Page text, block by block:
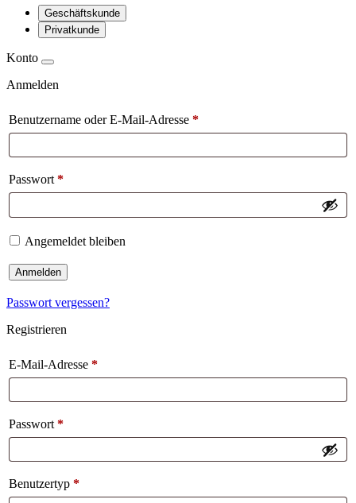
Geschäftskunde
Privatkunde
Konto
Anmelden
Benutzername oder E-Mail-Adresse *
Passwort *
Angemeldet bleiben
Anmelden
Passwort vergessen?
Registrieren
E-Mail-Adresse *
Passwort *
Benutzertyp *